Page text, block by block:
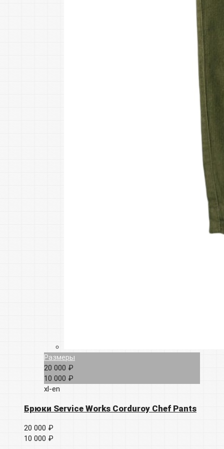
Размеры
20 000 ₽
10 000 ₽
xl-en
Брюки Service Works Corduroy Chef Pants
20 000 ₽
10 000 ₽